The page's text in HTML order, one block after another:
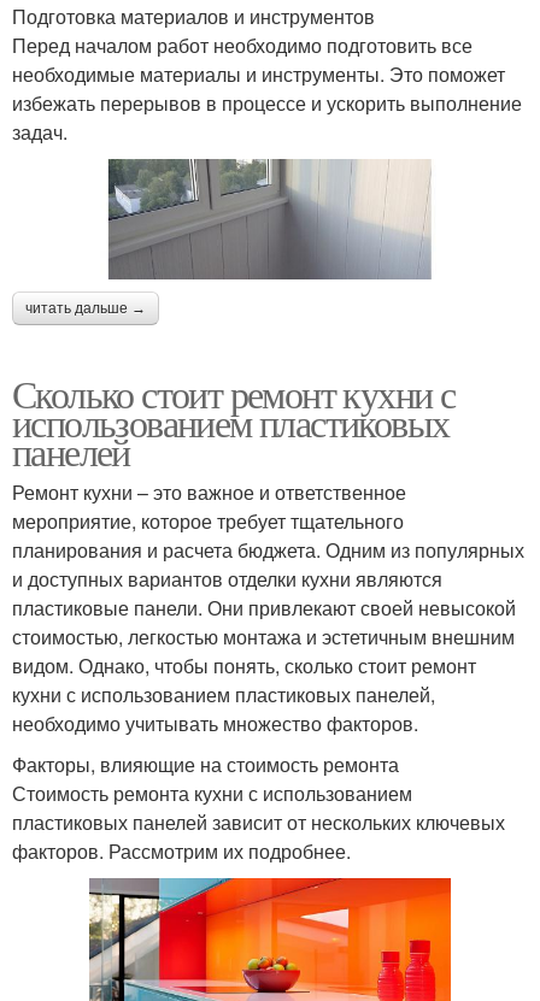
Подготовка материалов и инструментов
Перед началом работ необходимо подготовить все
необходимые материалы и инструменты. Это поможет
избежать перерывов в процессе и ускорить выполнение
задач.
читать дальше →
Сколько стоит ремонт кухни с
использованием пластиковых
панелей
Ремонт кухни – это важное и ответственное
мероприятие, которое требует тщательного
планирования и расчета бюджета. Одним из популярных
и доступных вариантов отделки кухни являются
пластиковые панели. Они привлекают своей невысокой
стоимостью, легкостью монтажа и эстетичным внешним
видом. Однако, чтобы понять, сколько стоит ремонт
кухни с использованием пластиковых панелей,
необходимо учитывать множество факторов.
Факторы, влияющие на стоимость ремонта
Стоимость ремонта кухни с использованием
пластиковых панелей зависит от нескольких ключевых
факторов. Рассмотрим их подробнее.